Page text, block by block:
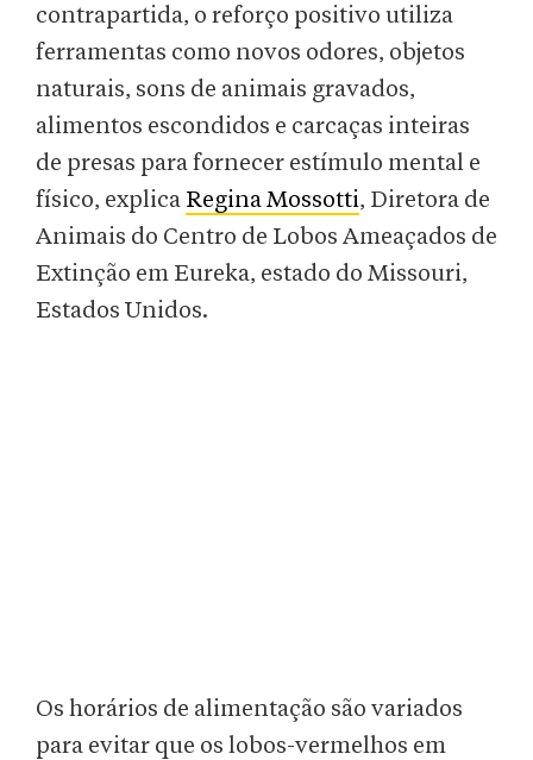
contrapartida, o reforço positivo utiliza
ferramentas como novos odores, objetos
naturais, sons de animais gravados,
alimentos escondidos e carcaças inteiras
de presas para fornecer estímulo mental e
físico, explica Regina Mossotti, Diretora de
Animais do Centro de Lobos Ameaçados de
Extinção em Eureka, estado do Missouri,
Estados Unidos.
Os horários de alimentação são variados
para evitar que os lobos-vermelhos em